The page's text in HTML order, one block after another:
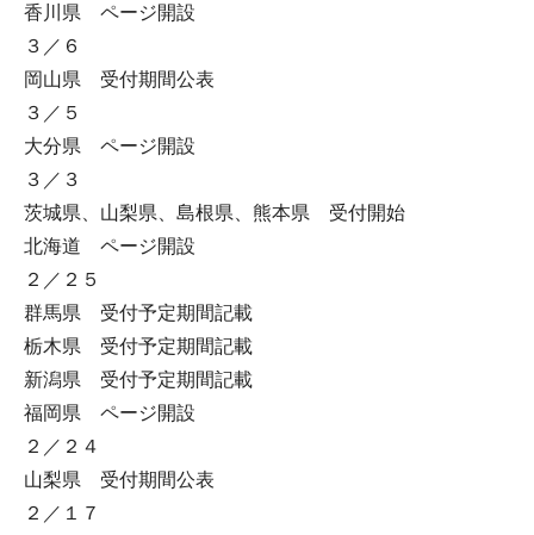
香川県 ページ開設
３／６
岡山県 受付期間公表
３／５
大分県 ページ開設
３／３
茨城県、山梨県、島根県、熊本県 受付開始
北海道 ページ開設
２／２５
群馬県 受付予定期間記載
栃木県 受付予定期間記載
新潟県 受付予定期間記載
福岡県 ページ開設
２／２４
山梨県 受付期間公表
２／１７